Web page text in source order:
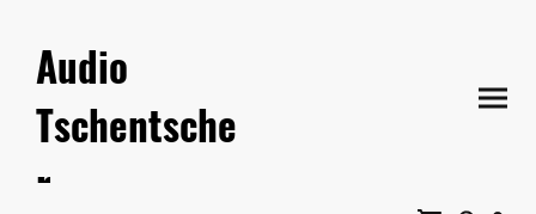
Audio
Tschentsche
r